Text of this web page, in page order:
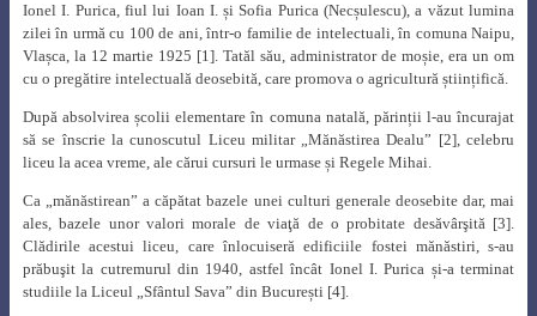
Ionel I. Purica, fiul lui Ioan I. și Sofia Purica (Necșulescu), a văzut lumina
zilei în urmă cu 100 de ani, într-o familie de intelectuali, în comuna Naipu,
Vlașca, la 12 martie 1925 [1]. Tatăl său, administrator de moșie, era un om
cu o pregătire intelectuală deosebită, care promova o agricultură științifică.
După absolvirea școlii elementare în comuna natală, părinții l-au încurajat
să se înscrie la cunoscutul Liceu militar „Mănăstirea Dealu” [2], celebru
liceu la acea vreme, ale cărui cursuri le urmase și Regele Mihai.
Ca „mănăstirean” a căpătat bazele unei culturi generale deosebite dar, mai
ales, bazele unor valori morale de viaţă de o probitate desăvârşită [3].
Clădirile acestui liceu, care înlocuiseră edificiile fostei mănăstiri, s-au
prăbuşit la cutremurul din 1940, astfel încât Ionel I. Purica și-a terminat
studiile la Liceul „Sfântul Sava” din București [4].